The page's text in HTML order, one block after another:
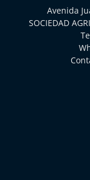
Avenida
SOCIEDAD